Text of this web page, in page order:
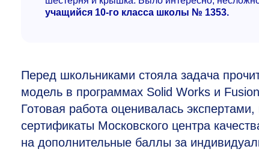
учащийся 10-го класса школы № 1353.
Перед школьниками стояла задача
модель в программах Solid Works и
Готовая работа оценивалась
сертификаты Московского центра
на дополнительные баллы за